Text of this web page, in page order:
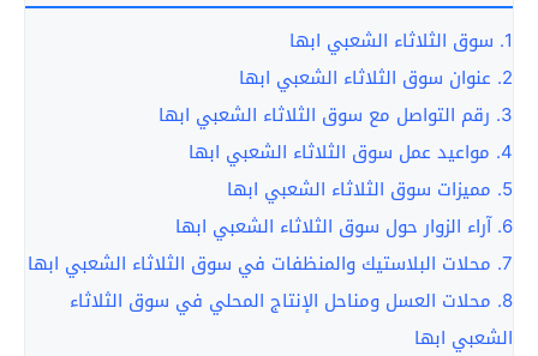
1. سوق الثلاثاء الشعبي ابها
2. عنوان سوق الثلاثاء الشعبي ابها
3. رقم التواصل مع سوق الثلاثاء الشعبي ابها
4. مواعيد عمل سوق الثلاثاء الشعبي ابها
5. مميزات سوق الثلاثاء الشعبي ابها
6. آراء الزوار حول سوق الثلاثاء الشعبي ابها
7. محلات البلاستيك والمنظفات في سوق الثلاثاء الشعبي ابها
8. محلات العسل ومناحل الإنتاج المحلي في سوق الثلاثاء
الشعبي ابها